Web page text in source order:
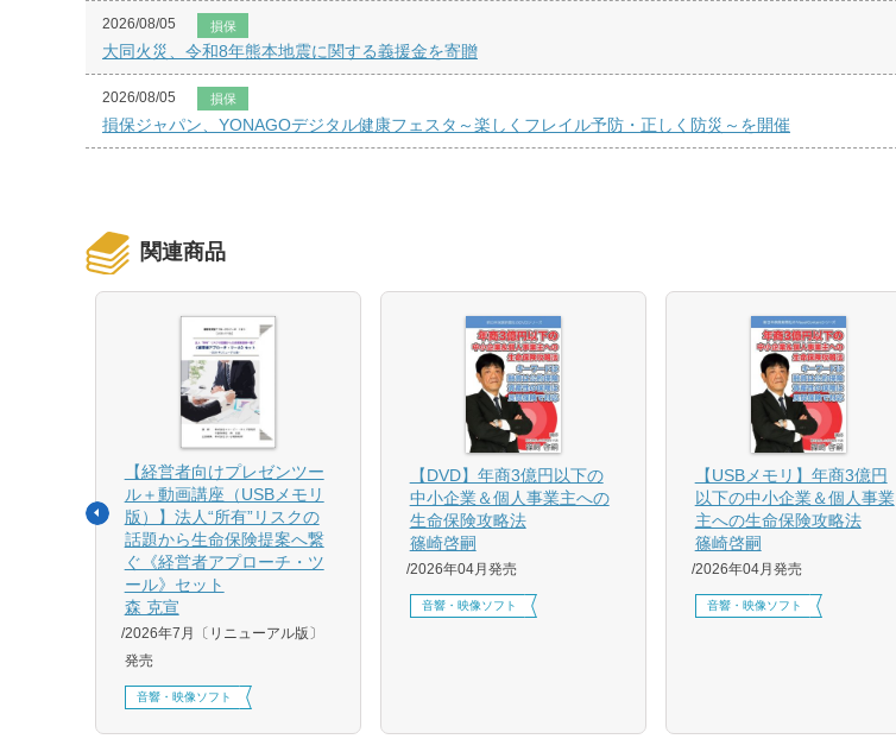
2026/08/05 損保
大同火災、令和8年熊本地震に関する義援金を寄贈
2026/08/05 損保
損保ジャパン、YONAGOデジタル健康フェスタ～楽しくフレイル予防・正しく防災～を開催
関連商品
【経営者向けプレゼンツー
ル＋動画講座（USBメモリ
版）】法人“所有”リスクの
話題から生命保険提案へ繋
ぐ《経営者アプローチ・ツ
ール》セット
森 克宣
2026年7月〔リニューアル版〕
発売
音響・映像ソフト
【DVD】年商3億円以下の
中小企業＆個人事業主への
生命保険攻略法
篠崎啓嗣
2026年04月発売
音響・映像ソフト
【USBメモリ】年商3億円
以下の中小企業＆個人事業
主への生命保険攻略法
篠崎啓嗣
2026年04月発売
音響・映像ソフト